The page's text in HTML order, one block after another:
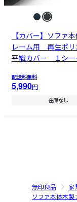
【カバー】ソファ
レーム用 再生ポリ
平織カバー １シー
配送料無料
5,990円
在庫なし
無印良品 家
ソファ本体木製